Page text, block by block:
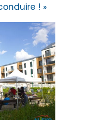
! »